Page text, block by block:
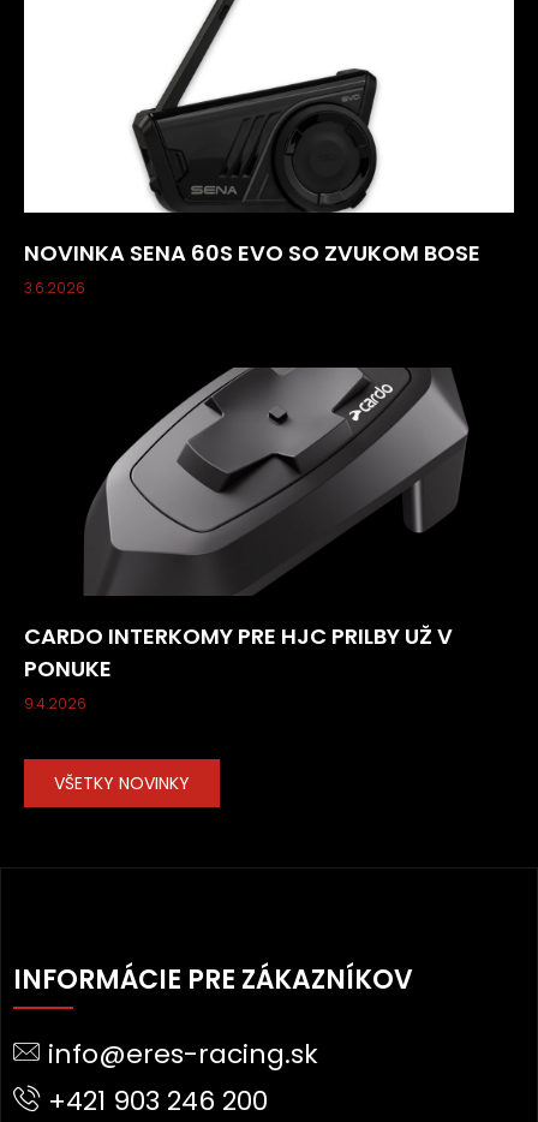
NOVINKA SENA 60S EVO SO ZVUKOM BOSE
3.6.2026
CARDO INTERKOMY PRE HJC PRILBY UŽ V
PONUKE
9.4.2026
VŠETKY NOVINKY
Á
P
T
INFORMÁCIE PRE ZÁKAZNÍKOV
info@eres-racing.sk
+421 903 246 200